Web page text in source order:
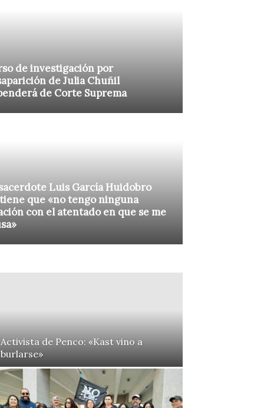
de investigación por
de Julia Chuñil
de Corte Suprema
Luis García Huidobro
que «no tengo ninguna
con el atentado en que se me
Activista de Penco: «Kast vino a
burlarse»